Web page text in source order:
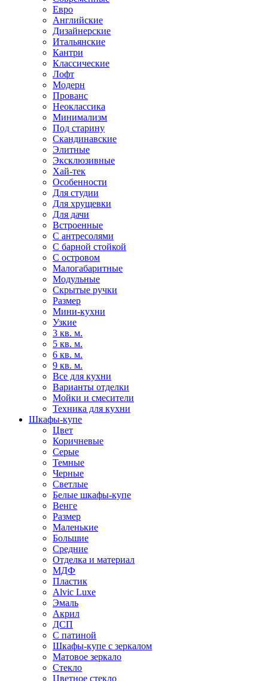
Евро
Английские
Дизайнерские
Итальянские
Кантри
Классические
Лофт
Модерн
Прованс
Неоклассика
Минимализм
Под старину
Скандинавские
Элитные
Эксклюзивные
Хай-тек
Особенности
Для студии
Для хрущевки
Для дачи
Встроенные
С антресолями
С барной стойкой
С островом
Малогабаритные
Модульные
Скрытые ручки
Размер
Мини-кухни
Узкие
3 кв. м.
5 кв. м.
6 кв. м.
9 кв. м.
Все для кухни
Варианты отделки
Мойки и смесители
Техника для кухни
Шкафы-купе
Цвет
Коричневые
Серые
Темные
Черные
Светлые
Белые шкафы-купе
Венге
Размер
Маленькие
Большие
Средние
Отделка и материал
МДФ
Пластик
Alvic Luxe
Эмаль
Акрил
ДСП
С патиной
Шкафы-купе с зеркалом
Матовое зеркало
Стекло
Цветное стекло